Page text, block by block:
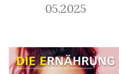
05.2025